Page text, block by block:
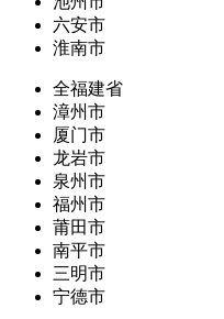
六安市
淮南市
全福建省
漳州市
厦门市
龙岩市
泉州市
福州市
莆田市
南平市
三明市
宁德市